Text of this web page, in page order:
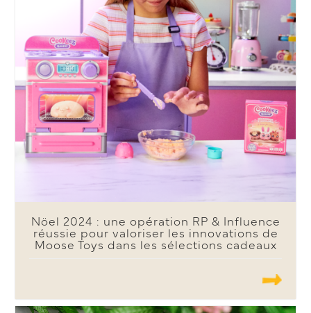
Nöel 2024 : une opération RP & Influence
réussie pour valoriser les innovations de
Moose Toys dans les sélections cadeaux
.......